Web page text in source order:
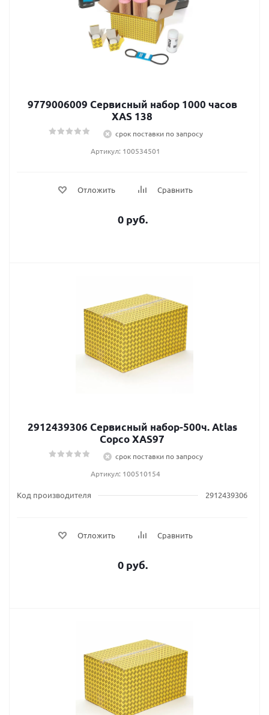
9779006009 Сервисный набор 1000 часов
XAS 138
срок поставки по запросу
Артикул: 100534501
Отложить Сравнить
0 руб.
2912439306 Сервисный набор-500ч. Atlas
Сopco XAS97
срок поставки по запросу
Артикул: 100510154
Код производителя 2912439306
Отложить Сравнить
0 руб.